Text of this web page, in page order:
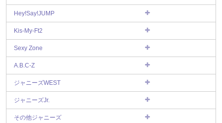
Hey!Say!JUMP
Kis-My-Ft2
Sexy Zone
A.B.C-Z
ジャニーズWEST
ジャニーズJr.
その他ジャニーズ